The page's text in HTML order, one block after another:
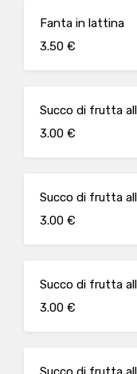
Fanta in lattina
3.50 €
Succo di frutta
3.00 €
Succo di frutta
3.00 €
Succo di frutta
3.00 €